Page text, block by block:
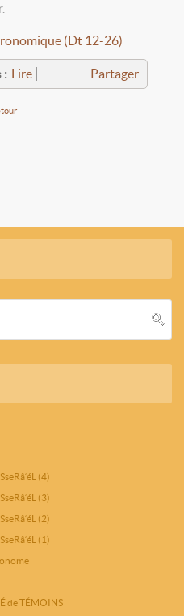
(Dt 12-26)
Partager
: Lire
(4)
(3)
(2)
(1)
de TÉMOINS